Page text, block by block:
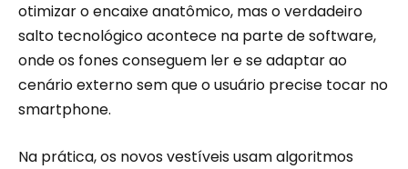
otimizar o encaixe anatômico, mas o verdadeiro
salto tecnológico acontece na parte de software,
onde os fones conseguem ler e se adaptar ao
cenário externo sem que o usuário precise tocar no
smartphone.
Na prática, os novos vestíveis usam algoritmos